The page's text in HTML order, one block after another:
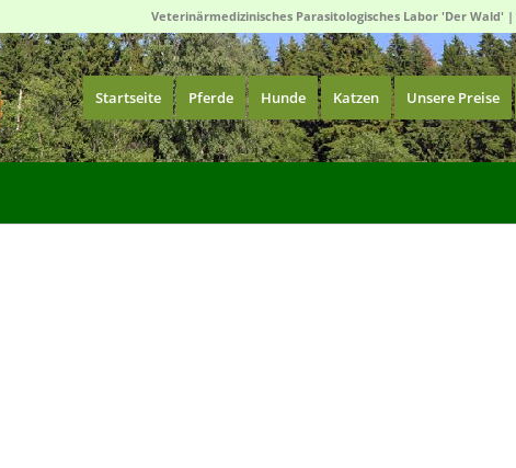
Veterinärmedizinisches Parasitologisches Labor 'Der Wald' |
Startseite Pferde Hunde Katzen Unsere Preise